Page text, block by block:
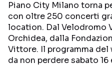
Streaming
NETFLIX
AMAZON PRIME VIDEO
Piano City Milano torna
con oltre 250 concerti
location. Dal Velodromo
Orchidea, dalla
Vittore. Il programma
da non perdere sabato